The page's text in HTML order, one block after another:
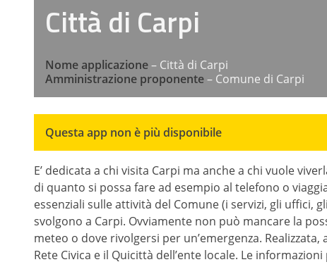
Città di Carpi
Nome applicazione– Città di Carpi
Amministrazione proponente– Comune di Carpi
Questa app non è più disponibile
E’ dedicata a chi visita Carpi ma anche a chi vuole
di quanto si possa fare ad esempio al telefono o
essenziali sulle attività del Comune (i servizi, gli uffici,
svolgono a Carpi. Ovviamente non può mancare la
meteo o dove rivolgersi per un’emergenza.
Rete Civica e il Quicittà dell’ente locale. Le